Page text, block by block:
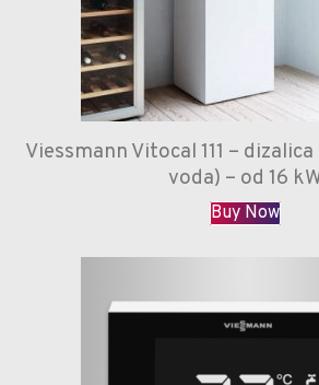
Viessmann Vitocal 111 –
voda) – od 16
Buy Now